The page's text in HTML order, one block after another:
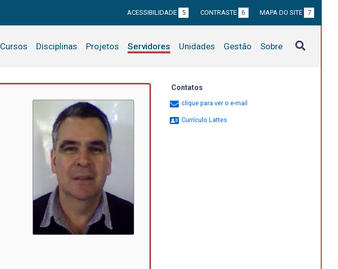
ACESSIBILIDADE 5 CONTRASTE 6 MAPA DO SITE 7
Cursos Disciplinas Projetos Servidores Unidades Gestão Sobre
Contatos
clique para ver o e-mail
Currículo Lattes